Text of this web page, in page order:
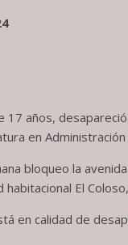
17 años,
en
bloqueo la
habitacional El
en calidad de